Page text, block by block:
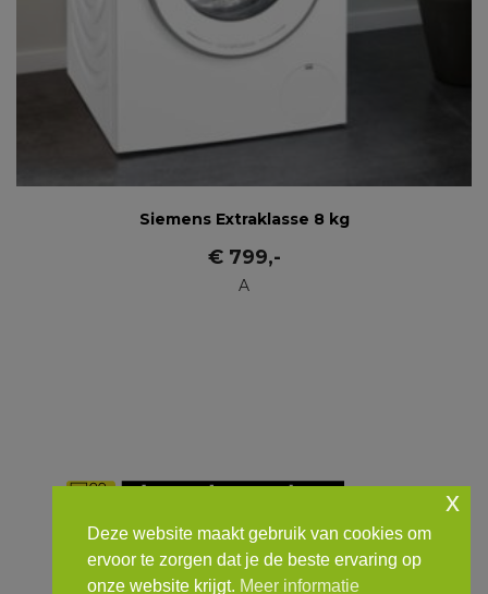
Siemens Extraklasse 8 kg
€799,-
A
Deze website maakt gebruik van cookies om
ervoor te zorgen dat je de beste ervaring op
onze website krijgt. Meer informatie
x